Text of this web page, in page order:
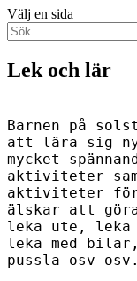
Välj en sida
Lek och lär
Barnen på
att lära sig
mycket
aktiviteter
aktiviteter för
älskar att
leka ute, leka
leka med
pussla osv